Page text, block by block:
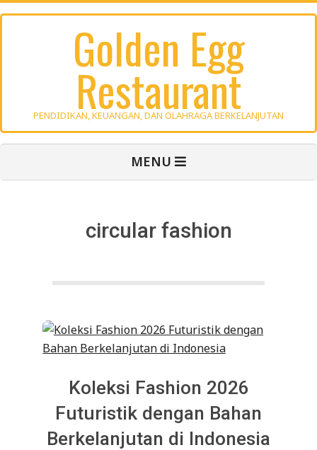
Skip
Golden Egg
Restaurant
PENDIDIKAN, KEUANGAN, DAN OLAHRAGA BERKELANJUTAN
MENU
circular fashion
Koleksi Fashion 2026
Futuristik dengan Bahan
Berkelanjutan di Indonesia